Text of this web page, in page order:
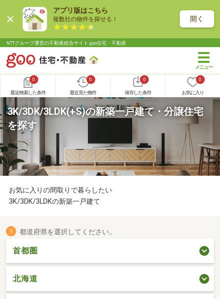
アプリ版はこちら
複数社の物件を探せる！ 開く
NTTグループ運営の不動産総合サイト goo住宅・不動産
0
最近検索した条件
0
最近見た物件
0
保存した条件
0
お気に入り
3K/3DK/3LDK(+S)の新築一戸建て・分譲住宅
を探す
お気に入りの間取りで暮らしたい
3K/3DK/3LDKの新築一戸建て
都道府県を選択してください。
首都圏
北海道